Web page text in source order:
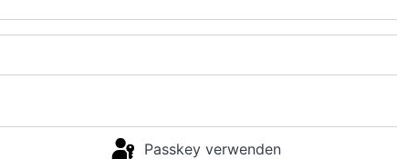
Passkey verwenden